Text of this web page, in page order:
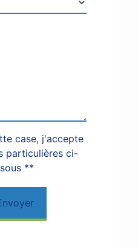
case, j'accepte
particulières ci-
**